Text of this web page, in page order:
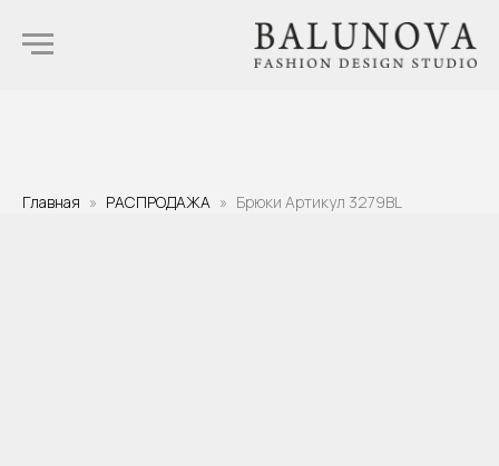
Главная РАСПРОДАЖА Брюки Артикул 3279BL